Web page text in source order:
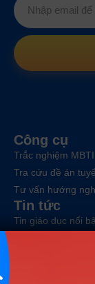
Công cụ
Trắc nghiệm MBTI
Tra cứu đề án
Tư vấn hướng
Tin tức
Tin giáo dục nổi